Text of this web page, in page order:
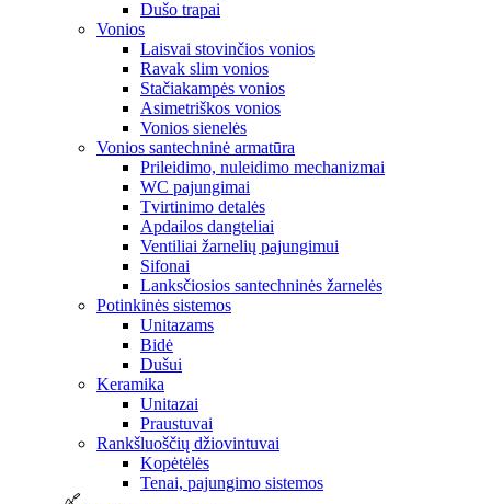
Dušo trapai
Vonios
Laisvai stovinčios vonios
Ravak slim vonios
Stačiakampės vonios
Asimetriškos vonios
Vonios sienelės
Vonios santechninė armatūra
Prileidimo, nuleidimo mechanizmai
WC pajungimai
Tvirtinimo detalės
Apdailos dangteliai
Ventiliai žarnelių pajungimui
Sifonai
Lanksčiosios santechninės žarnelės
Potinkinės sistemos
Unitazams
Bidė
Dušui
Keramika
Unitazai
Praustuvai
Rankšluoščių džiovintuvai
Kopėtėlės
Tenai, pajungimo sistemos